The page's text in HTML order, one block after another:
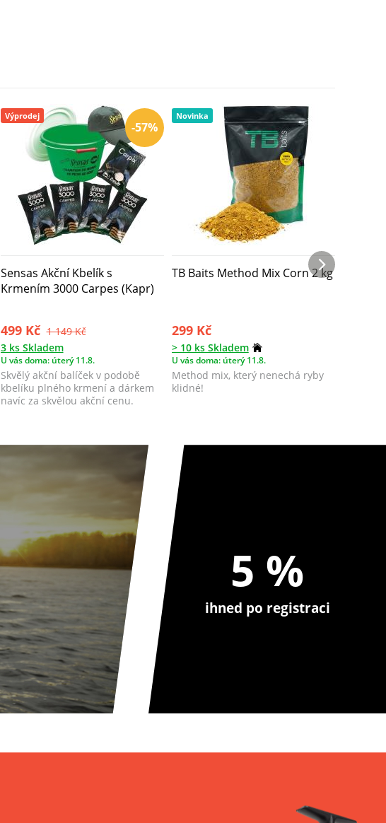
-57%
Výprodej
Sensas Akční Kbelík s
Krmením 3000 Carpes (Kapr)
499 Kč 1 149 Kč
3 ks Skladem
U vás doma: úterý 11.8.
Skvělý akční balíček v podobě
kbelíku plného krmení a dárkem
navíc za skvělou akční cenu.
Novinka
TB Baits Method Mix Corn 2 kg
299 Kč
> 10 ks Skladem
U vás doma: úterý 11.8.
Method mix, který nenechá ryby
klidné!
5 %
ihned po registraci